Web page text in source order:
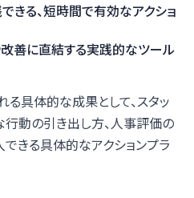
きる、短時間で有効なアクショ
善に直結する実践的なツール
具体的な成果として、スタッ
動の引き出し方、人事評価の
きる具体的なアクションプラ